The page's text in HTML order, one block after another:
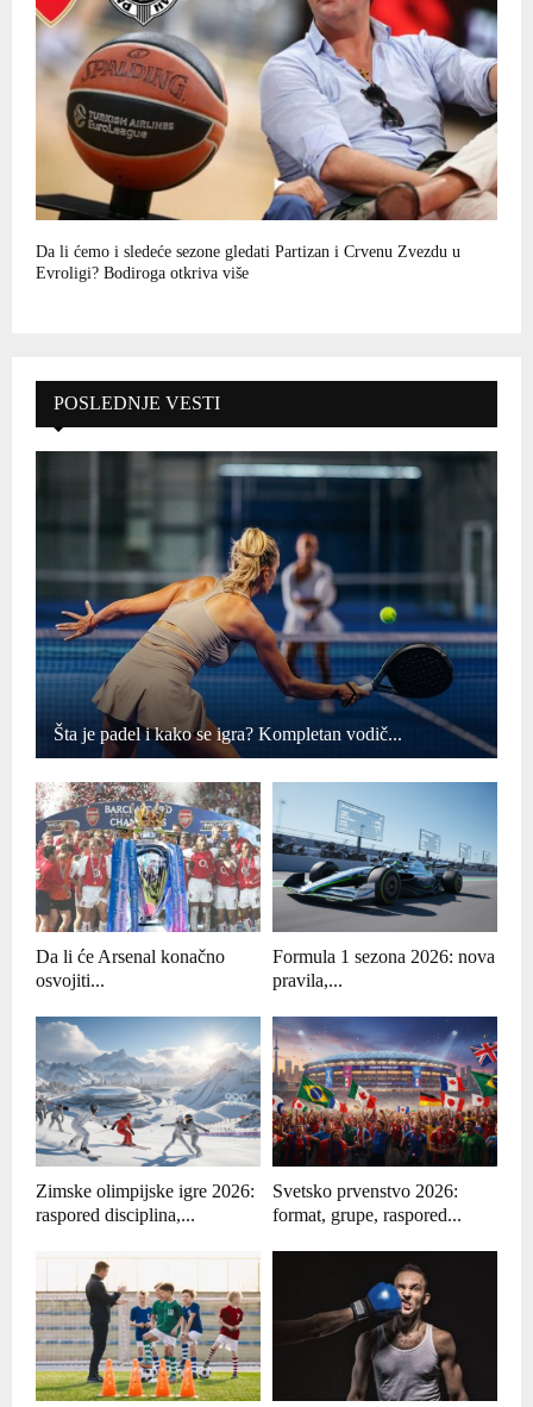
Da li ćemo i sledeće sezone gledati Partizan i Crvenu Zvezdu u
Evroligi? Bodiroga otkriva više
POSLEDNJE VESTI
Šta je padel i kako se igra? Kompletan vodič...
Da li će Arsenal konačno
osvojiti...
Formula 1 sezona 2026: nova
pravila,...
Zimske olimpijske igre 2026:
raspored disciplina,...
Svetsko prvenstvo 2026:
format, grupe, raspored...